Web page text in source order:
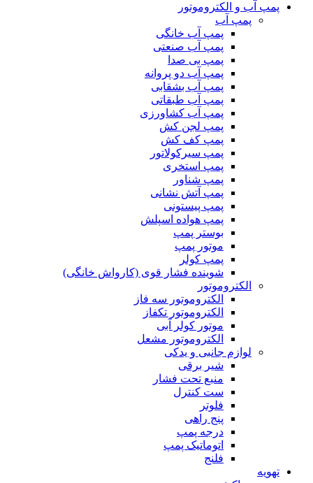
پمپ آب و الکتروموتور
پمپ آب
پمپ آب خانگی
پمپ آب صنعتی
پمپ بی صدا
پمپ آب دو پروانه
پمپ آب بشقابی
پمپ آب طبقاتی
پمپ آب کشاورزی
پمپ لجن کش
پمپ کف کش
پمپ سیرکولاتور
پمپ استخری
پمپ شناور
پمپ آتش نشانی
پمپ پیستونی
پمپ هواده اسپلش
بوستر پمپ
موتور پمپ
پمپ کولر
شوینده فشار قوی (کارواش خانگی)
الکتروموتور
الکتروموتور سه فاز
الکتروموتور تکفاز
موتور کولر آبی
الکتروموتور مشعل
لوازم جانبی و یدکی
شیر برقی
منبع تحت فشار
ست کنترل
فلوتر
پنج راهی
درجه پمپ
اتوماتیک پمپ
فلنج
تهویه